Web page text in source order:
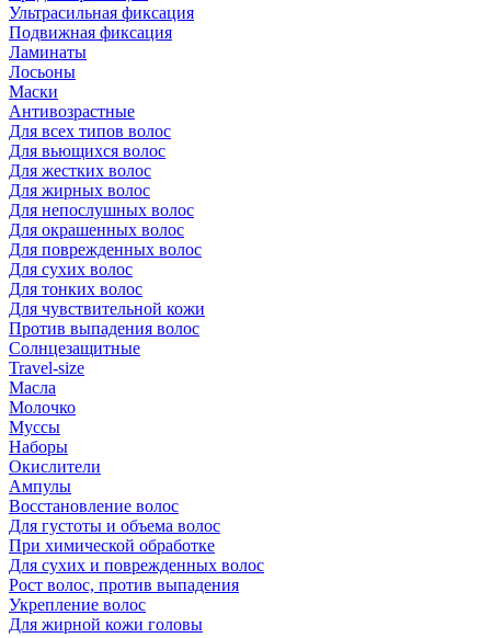
Ультрасильная фиксация
Подвижная фиксация
Ламинаты
Лосьоны
Маски
Антивозрастные
Для всех типов волос
Для вьющихся волос
Для жестких волос
Для жирных волос
Для непослушных волос
Для окрашенных волос
Для поврежденных волос
Для сухих волос
Для тонких волос
Для чувствительной кожи
Против выпадения волос
Солнцезащитные
Travel-size
Масла
Молочко
Муссы
Наборы
Окислители
Ампулы
Восстановление волос
Для густоты и объема волос
При химической обработке
Для сухих и поврежденных волос
Рост волос, против выпадения
Укрепление волос
Для жирной кожи головы